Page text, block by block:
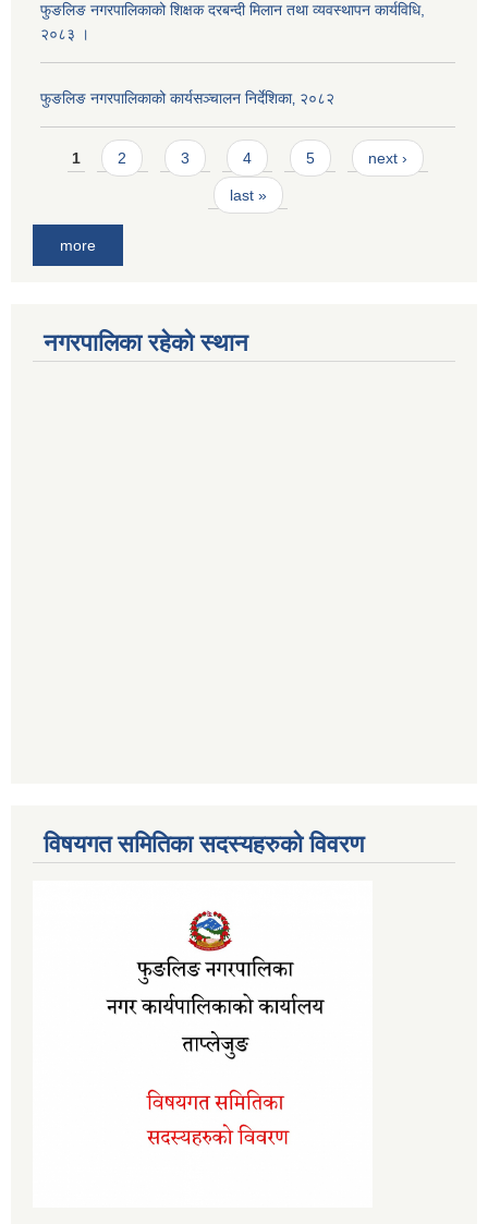
फुङलिङ नगरपालिकाको शिक्षक दरबन्दी मिलान तथा व्यवस्थापन कार्यविधि,
२०८३ ।
फुङलिङ नगरपालिकाको कार्यसञ्चालन निर्देशिका‚ २०८२
Pages
1 2 3 4 5 next ›
last »
more
नगरपालिका रहेको स्थान
विषयगत समितिका सदस्यहरुको विवरण